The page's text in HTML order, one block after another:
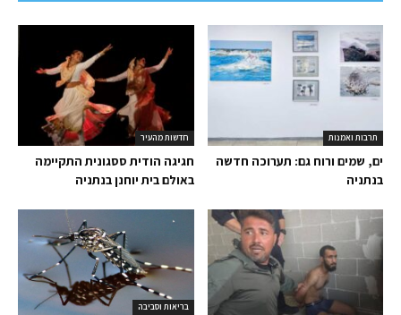
חדשות מהעיר
חגיגה הודית ססגונית התקיימה
באולם בית יוחנן בנתניה
תרבות ואמנות
ים, שמים ורוח גם: תערוכה חדשה
בנתניה
בריאות וסביבה